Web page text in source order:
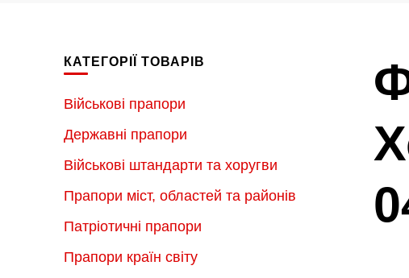
КАТЕГОРІЇ ТОВАРІВ
Військові прапори
Державні прапори
Військові штандарти та хоругви
Прапори міст, областей та районів
Патріотичні прапори
Прапори країн світу